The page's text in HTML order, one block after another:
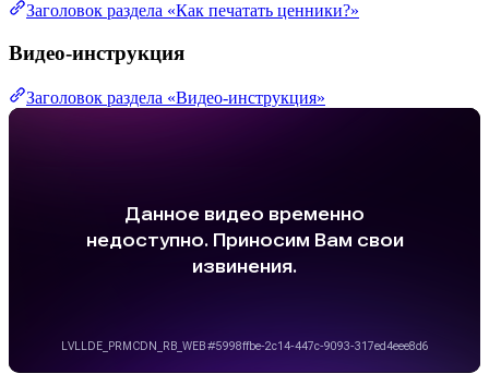
Заголовок раздела «Как печатать ценники?»
Видео-инструкция
Заголовок раздела «Видео-инструкция»